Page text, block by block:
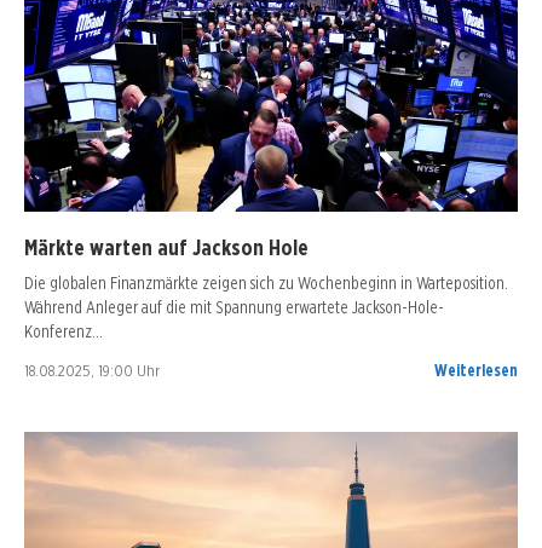
Märkte warten auf Jackson Hole
Die globalen Finanzmärkte zeigen sich zu Wochenbeginn in Warteposition.
Während Anleger auf die mit Spannung erwartete Jackson-Hole-
Konferenz…
18.08.2025, 19:00 Uhr Weiterlesen